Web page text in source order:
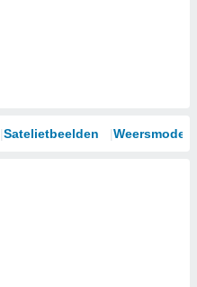
Satelietbeelden